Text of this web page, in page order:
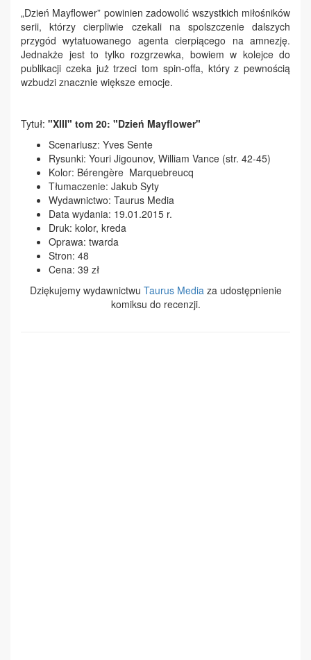
„Dzień Mayflower” powinien zadowolić wszystkich miłośników
serii, którzy cierpliwie czekali na spolszczenie dalszych
przygód wytatuowanego agenta cierpiącego na amnezję.
Jednakże jest to tylko rozgrzewka, bowiem w kolejce do
publikacji czeka już trzeci tom spin-offa, który z pewnością
wzbudzi znacznie większe emocje.
Tytuł: "XIII" tom 20: "Dzień Mayflower"
Scenariusz: Yves Sente
Rysunki: Youri Jigounov, William Vance (str. 42-45)
Kolor: Bérengère Marquebreucq
Tłumaczenie: Jakub Syty
Wydawnictwo: Taurus Media
Data wydania: 19.01.2015 r.
Druk: kolor, kreda
Oprawa: twarda
Stron: 48
Cena: 39 zł
Dziękujemy wydawnictwu Taurus Mediaza udostępnienie
komiksu do recenzji.